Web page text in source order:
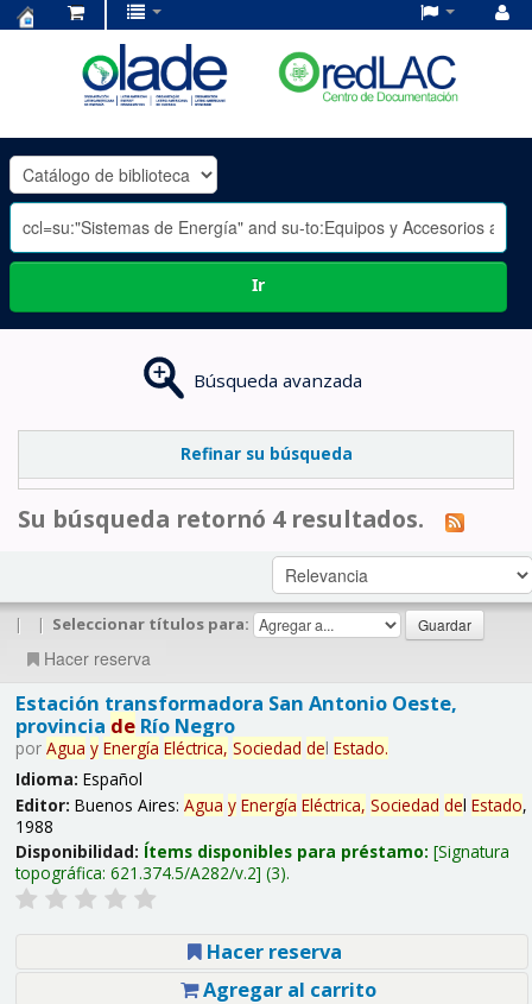
OLADE
-
Ir
Búsqueda avanzada
Refinar su búsqueda
Su búsqueda retornó 4 resultados.
| | Seleccionar títulos para:
Hacer reserva
Estación transformadora San Antonio Oeste,
provincia deRío Negro
por Agua y Energía Eléctrica, Sociedad del Estado.
Idioma: Español
Editor: Buenos Aires: Agua y Energía Eléctrica, Sociedad del Estado,
1988
Disponibilidad: Ítems disponibles para préstamo: Signatura
topográfica: 621.374.5/A282/v.2 (3).
Hacer reserva
Agregar al carrito